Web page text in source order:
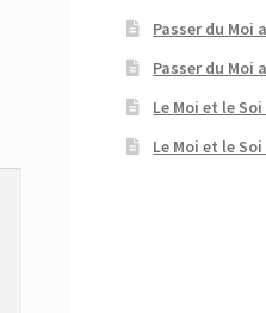
Passer du Moi
Passer du Moi
Le Moi et le
Le Moi et le